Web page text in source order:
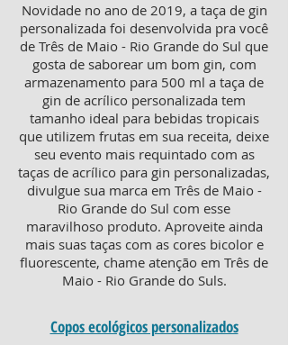
Novidade no ano de 2019, a taça de gin
personalizada foi desenvolvida pra você
de Três de Maio - Rio Grande do Sul que
gosta de saborear um bom gin, com
armazenamento para 500 ml a taça de
gin de acrílico personalizada tem
tamanho ideal para bebidas tropicais
que utilizem frutas em sua receita, deixe
seu evento mais requintado com as
taças de acrílico para gin personalizadas,
divulgue sua marca em Três de Maio -
Rio Grande do Sul com esse
maravilhoso produto. Aproveite ainda
mais suas taças com as cores bicolor e
fluorescente, chame atenção em Três de
Maio - Rio Grande do Suls.
Copos ecológicos personalizados